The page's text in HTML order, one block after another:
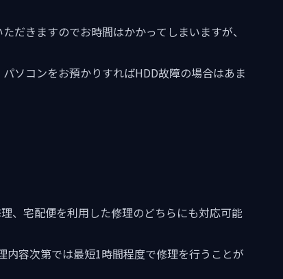
だきますのでお時間はかかってしまいますが、
ソコンをお預かりすればHDD故障の場合はあま
、宅配便を利用した修理のどちらにも対応可能
容次第では最短1時間程度で修理を行うことが